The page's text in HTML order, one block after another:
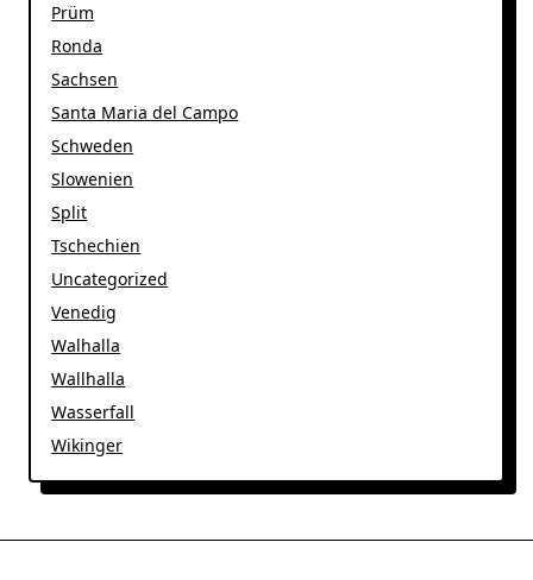
Prüm
Ronda
Sachsen
Santa Maria del Campo
Schweden
Slowenien
Split
Tschechien
Uncategorized
Venedig
Walhalla
Wallhalla
Wasserfall
Wikinger